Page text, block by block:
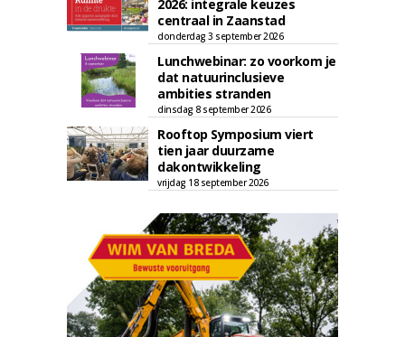
2026: integrale keuzes
centraal in Zaanstad
donderdag 3 september 2026
Lunchwebinar: zo voorkom je
dat natuurinclusieve
ambities stranden
dinsdag 8 september 2026
Rooftop Symposium viert
tien jaar duurzame
dakontwikkeling
vrijdag 18 september 2026